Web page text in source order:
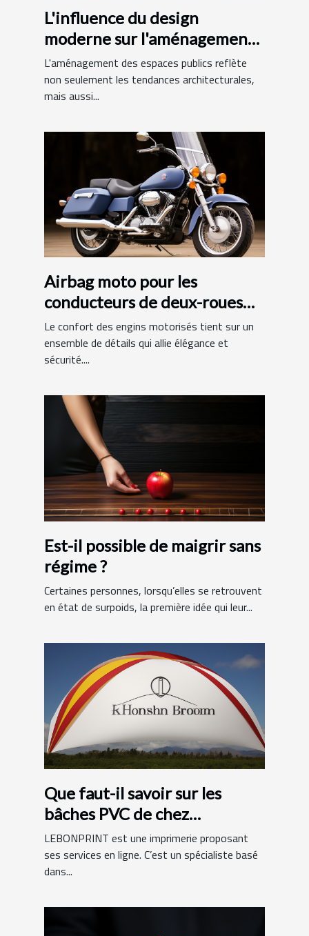
L'influence du design
moderne sur l'aménagement
des bibliothèques
municipales
L'aménagement des espaces publics reflète
non seulement les tendances architecturales,
mais aussi...
Airbag moto pour les
conducteurs de deux-roues
motorisés : quels avantages?
Le confort des engins motorisés tient sur un
ensemble de détails qui allie élégance et
sécurité....
Est-il possible de maigrir sans
régime ?
Certaines personnes, lorsqu’elles se retrouvent
en état de surpoids, la première idée qui leur...
Que faut-il savoir sur les
bâches PVC de chez
LEBONPRINT ?
LEBONPRINT est une imprimerie proposant
ses services en ligne. C’est un spécialiste basé
dans...